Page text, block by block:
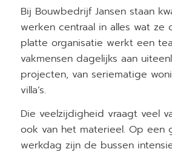
Bij Bouwbedrijf Jansen staan
werken centraal in alles wat ze
platte organisatie werkt een
vakmensen dagelijks aan
projecten, van seriematige
villa’s.
Die veelzijdigheid vraagt veel
ook van het materieel. Op een
werkdag zijn de bussen